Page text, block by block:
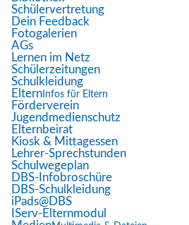
%
Schülervertretung
Dein Feedback
Fotogalerien
AGs
Lernen im Netz
Schülerzeitungen
Schulkleidung
Eltern Infos für Eltern
Förderverein
Jugendmedienschutz
Elternbeirat
Kiosk & Mittagessen
Lehrer-Sprechstunden
Schulwegeplan
DBS-Infobroschüre
DBS-Schulkleidung
iPads@DBS
IServ-Elternmodul
DBS
Bildungsgänge